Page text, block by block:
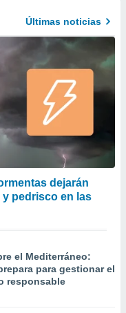
Últimas noticias
dejarán
y pedrisco en las
el Mediterráneo:
para gestionar el
responsable